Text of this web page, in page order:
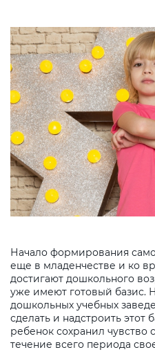
Начало формирования
еще в младенчестве и ко
достигают дошкольного
уже имеют готовый базис.
дошкольных учебных
сделать и надстроить этот
ребенок сохранил чувство
течение всего периода